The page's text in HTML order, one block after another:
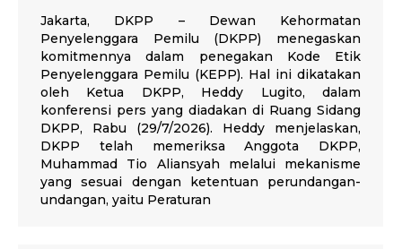
Jakarta, DKPP – Dewan Kehormatan
Penyelenggara Pemilu (DKPP) menegaskan
komitmennya dalam penegakan Kode Etik
Penyelenggara Pemilu (KEPP). Hal ini dikatakan
oleh Ketua DKPP, Heddy Lugito, dalam
konferensi pers yang diadakan di Ruang Sidang
DKPP, Rabu (29/7/2026). Heddy menjelaskan,
DKPP telah memeriksa Anggota DKPP,
Muhammad Tio Aliansyah melalui mekanisme
yang sesuai dengan ketentuan perundangan-
undangan, yaitu Peraturan